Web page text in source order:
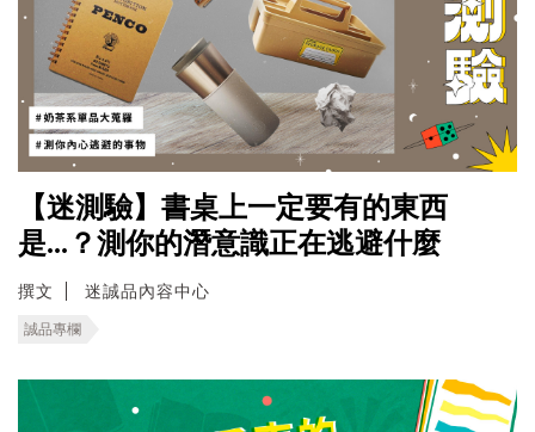
【迷測驗】書桌上一定要有的東西
是...？測你的潛意識正在逃避什麼
撰文 迷誠品內容中心
誠品專欄